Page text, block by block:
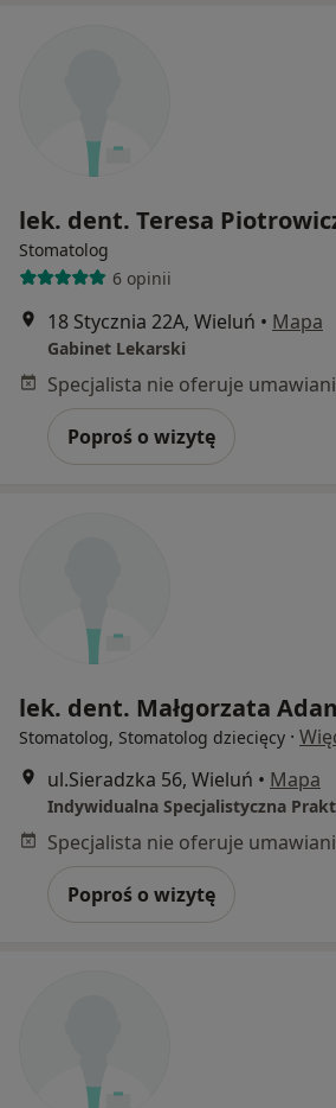
lek. dent. Teresa
Stomatolog
6 opinii
18 Stycznia 22A, Wieluń • Mapa
Gabinet Lekarski
Poproś o wizytę
lek. dent. Małgorzata
Stomatolog, Stomatolog dziecięcy ·
ul.Sieradzka 56, Wieluń • Mapa
Indywidualna Specjalistyczna
Poproś o wizytę